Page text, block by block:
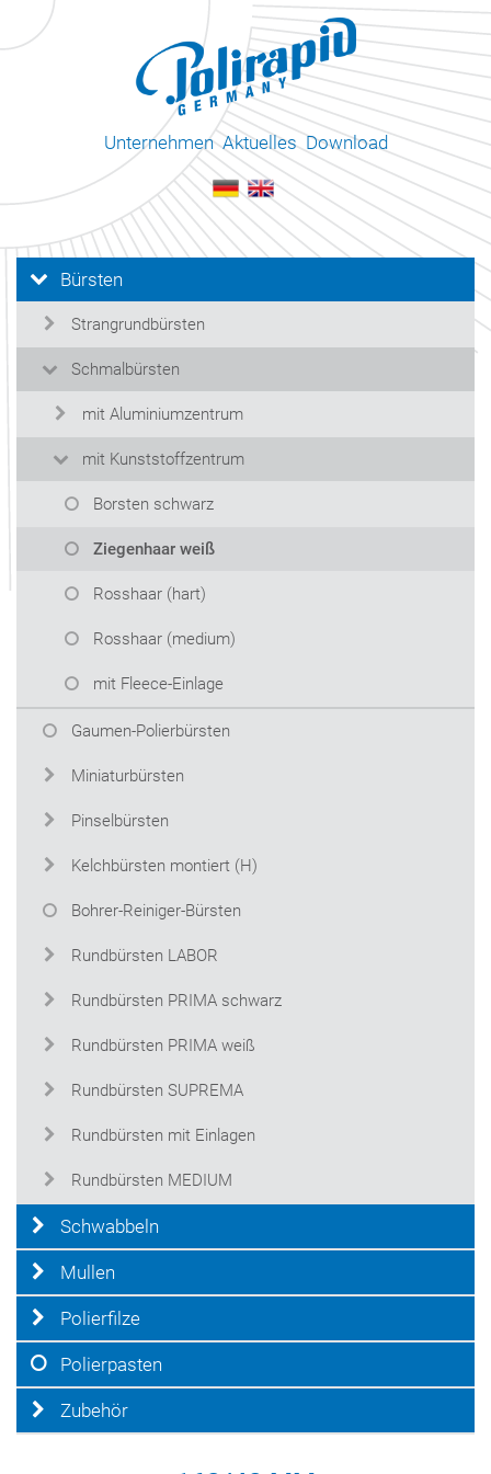
Unternehmen Aktuelles Download
Bürsten
Strangrundbürsten
Schmalbürsten
mit Aluminiumzentrum
mit Kunststoffzentrum
Borsten schwarz
Ziegenhaar weiß
Rosshaar (hart)
Rosshaar (medium)
mit Fleece-Einlage
Gaumen-Polierbürsten
Miniaturbürsten
Pinselbürsten
Kelchbürsten montiert (H)
Bohrer-Reiniger-Bürsten
Rundbürsten LABOR
Rundbürsten PRIMA schwarz
Rundbürsten PRIMA weiß
Rundbürsten SUPREMA
Rundbürsten mit Einlagen
Rundbürsten MEDIUM
Schwabbeln
Mullen
Polierfilze
Polierpasten
Zubehör